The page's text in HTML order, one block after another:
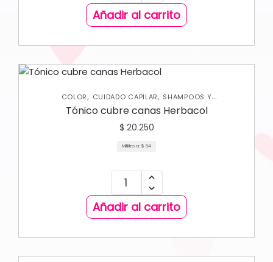
Añadir al carrito
COLOR, CUIDADO CAPILAR, SHAMPOOS Y
ACONDICIONADORES
Tónico cubre canas Herbacol
$ 20.250
Mililitro a: $ 84
Añadir al carrito